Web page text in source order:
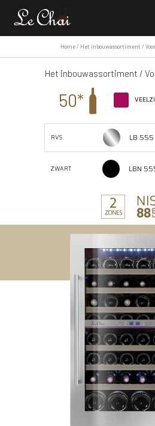
Home/ Het inbouwassortiment /
Het inbouwassortiment /
50*
RVS LB 555
ZWART LBN